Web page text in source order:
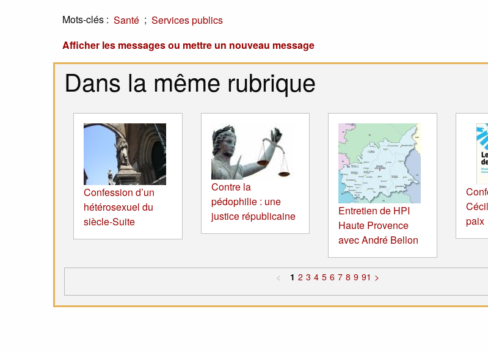
Mots-clés : Santé ; Services publics
Afficher les messages ou mettre un nouveau message
Dans la même rubrique
Confession d’un
hétérosexuel du
siècle-Suite
Contre la
pédophilie : une
justice républicaine
Entretien de HPI
Haute Provence
avec André Bellon
paix
< 1 2 3 4 5 6 7 8 9 91 >